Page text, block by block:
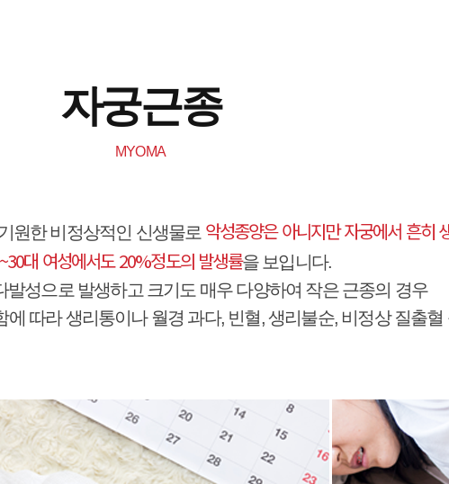
자궁근종
MYOMA
원한 비정상적인 신생물로 악성종양은 아니지만 자궁에서 흔히
대 여성에서도 20%정도의 발생률을 보입니다.
발성으로 발생하고 크기도 매우 다양하여 작은 근종의 경우
따라 생리통이나 월경 과다, 빈혈, 생리불순, 비정상 질출혈